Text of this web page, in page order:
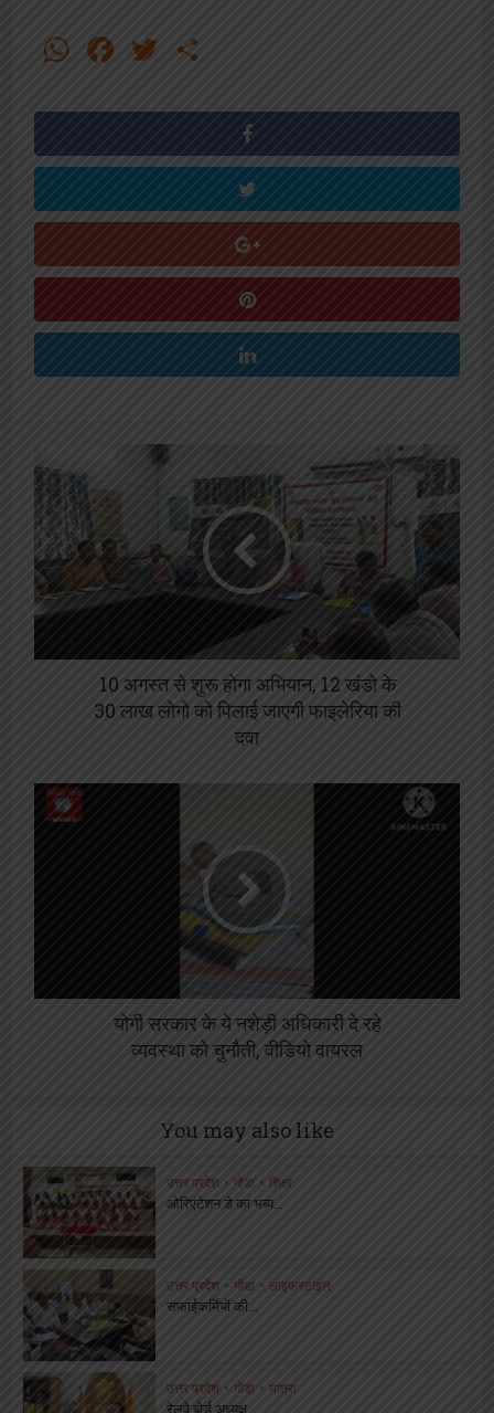
WhatsApp
Facebook
Twitter
10 अगस्त से शुरू होगा अभियान, 12 खंडो के
30 लाख लोगो को पिलाई जाएगी फाइलेरिया की
दवा
योगी सरकार के ये नशेड़ी अधिकारी दे रहे
व्यवस्था को चुनौती, वीडियो वायरल
You may also like
उत्तर प्रदेश • गोंडा • शिक्षा
ओरिएंटेशन डे का भब्य...
उत्तर प्रदेश • गोंडा • लाइफस्टाइल
सफाईकर्मियों की...
उत्तर प्रदेश • गोंडा • यात्रा
रेलवे बोर्ड अध्यक्ष...